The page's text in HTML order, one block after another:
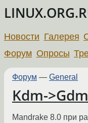
Новости Галерея
Форум Опросы
Форум — General
Kdm->Gdm
Mandrake 8.0 при